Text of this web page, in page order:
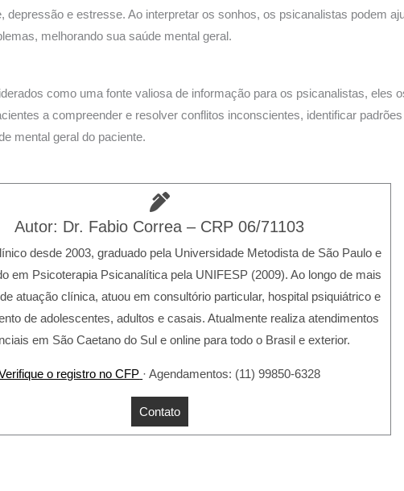
depressão e estresse. Ao interpretar os sonhos, os psicanalistas podem
melhorando sua saúde mental geral.
como uma fonte valiosa de informação para os psicanalistas, eles
a compreender e resolver conflitos inconscientes, identificar
mental geral do paciente.
Autor: Dr. Fabio Correa – CRP 06/71103
desde 2003, graduado pela Universidade Metodista de São Paulo e
em Psicoterapia Psicanalítica pela UNIFESP (2009). Ao longo de mais
atuação clínica, atuou em consultório particular, hospital psiquiátrico e
de adolescentes, adultos e casais. Atualmente realiza atendimentos
em São Caetano do Sul e online para todo o Brasil e exterior.
o registro no CFP · Agendamentos: (11) 99850-6328
Contato